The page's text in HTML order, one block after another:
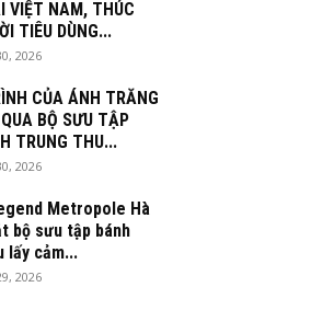
VIỆT NAM, THÚC
TIÊU DÙNG...
2026
CỦA ÁNH TRĂNG
BỘ SƯU TẬP
TRUNG THU...
2026
Metropole Hà
bộ sưu tập bánh
lấy cảm...
2026